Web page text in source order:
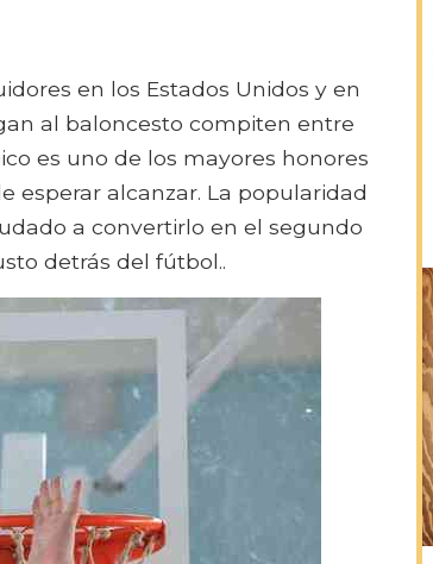
en los Estados Unidos y en
al baloncesto compiten entre
es uno de los mayores honores
esperar alcanzar. La popularidad
a convertirlo en el segundo
detrás del fútbol..